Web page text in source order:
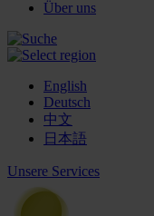
Über uns
English
Deutsch
中文
日本語
Unsere Services